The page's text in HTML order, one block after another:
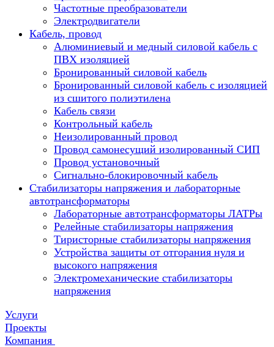
Частотные преобразователи
Электродвигатели
Кабель, провод
Алюминиевый и медный силовой кабель с
ПВХ изоляцией
Бронированный силовой кабель
Бронированный силовой кабель с изоляцией
из сшитого полиэтилена
Кабель связи
Контрольный кабель
Неизолированный провод
Провод самонесущий изолированный СИП
Провод установочный
Сигнально-блокировочный кабель
Стабилизаторы напряжения и лабораторные
автотрансформаторы
Лабораторные автотрансформаторы ЛАТРы
Релейные стабилизаторы напряжения
Тиристорные стабилизаторы напряжения
Устройства защиты от отгорания нуля и
высокого напряжения
Электромеханические стабилизаторы
напряжения
Услуги
Проекты
Компания